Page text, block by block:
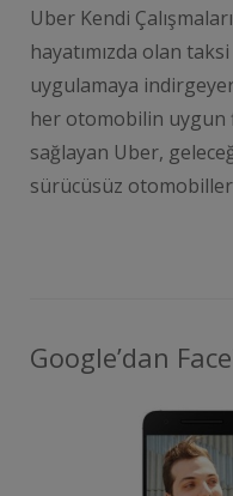
Uber Kendi
hayatımızda olan
uygulamaya
her otomobilin uygun
sağlayan Uber,
sürücüsüz
Google’dan